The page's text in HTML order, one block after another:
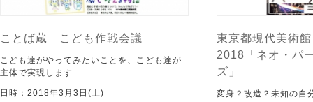
ことば蔵 こども作戦会議
こども達がやってみたいことを、こども達が
主体で実現します
日時：2018年3月3日(土)
東京都現代美術
2018「ネオ・パ
ズ」
変身？改造？未知の自